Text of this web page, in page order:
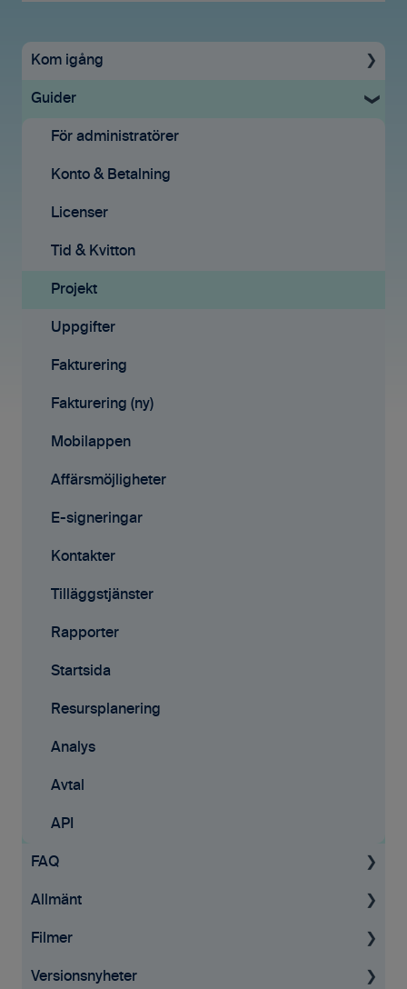
Kom igång
Uppstartsguide
Grundinställningar
Ekonomisystem
Tid & Kvitton
Projekt
Fakturering (ny)
Kontakter
Avtal
Affärsmöjligheter
Rapporter
Samarbete
Mobilappen
Guider
För administratörer
Konto & Betalning
Licenser
Tid & Kvitton
Projekt
Uppgifter
Fakturering
Fakturering (ny)
Mobilappen
Affärsmöjligheter
E-signeringar
Kontakter
Tilläggstjänster
Rapporter
Startsida
Resursplanering
Analys
Avtal
API
FAQ
Projekt
Fakturering
Tid & kvitton
Allmänt
Allmän information
GDPR
Filmer
Tid & Kvitton
Versionsnyheter